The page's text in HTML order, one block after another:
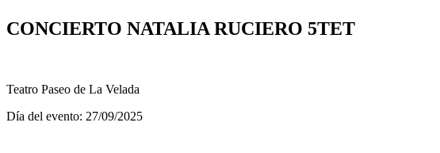
CONCIERTO NATALIA RUCIERO 5TET
Teatro Paseo de La Velada
Día del evento: 27/09/2025